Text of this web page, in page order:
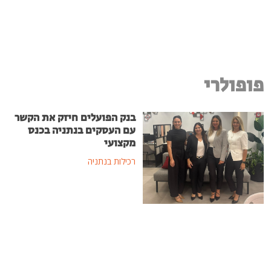
פופולרי
בנק הפועלים חיזק את הקשר
עם העסקים בנתניה בכנס
מקצועי
רכילות בנתניה